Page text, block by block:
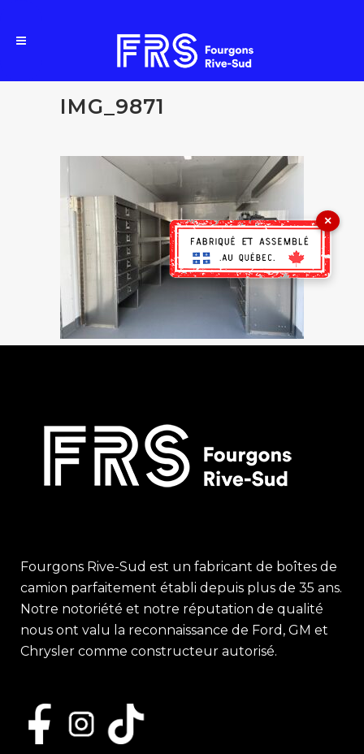
IMG_9871
Fourgons Rive-Sud est un fabricant de boîtes de
camion parfaitement établi depuis plus de 35 ans.
Notre notoriété et notre réputation de qualité
nous ont valu la reconnaissance de Ford, GM et
Chrysler comme constructeur autorisé.
×